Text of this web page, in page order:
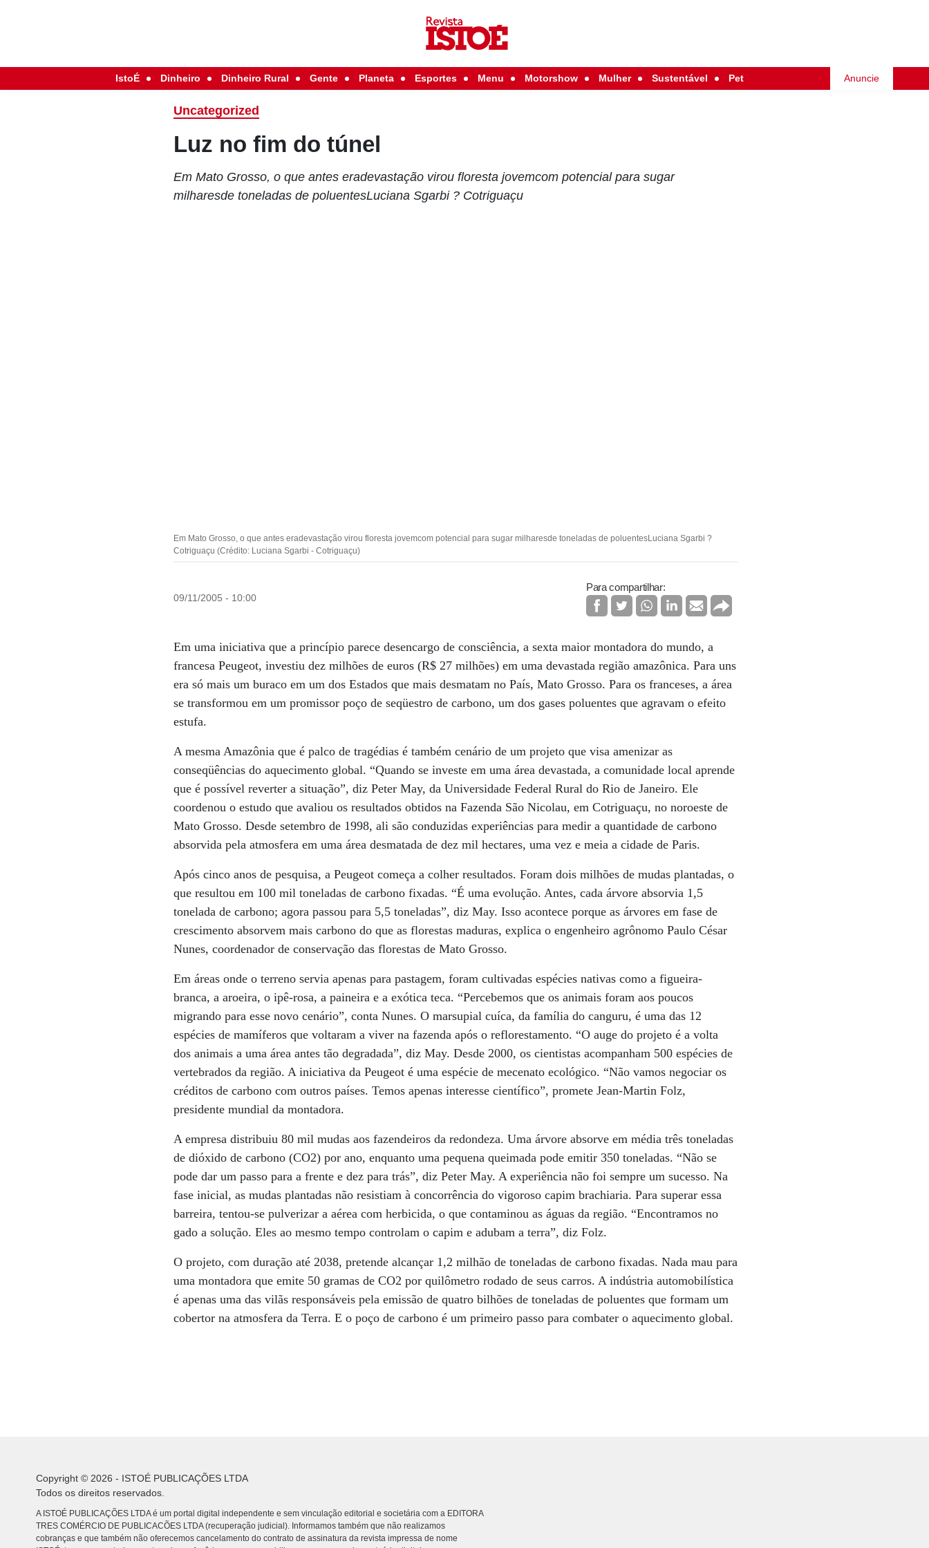
IstoÉ Dinheiro Dinheiro Rural Gente Planeta Esportes Menu Motorshow Mulher Sustentável Pet Anuncie
Uncategorized
Luz no fim do túnel
Em Mato Grosso, o que antes eradevastação virou floresta jovemcom potencial para sugar
milharesde toneladas de poluentesLuciana Sgarbi ? Cotriguaçu
Em Mato Grosso, o que antes eradevastação virou floresta jovemcom potencial para sugar milharesde toneladas de poluentesLuciana Sgarbi ?
Cotriguaçu (Crédito: Luciana Sgarbi - Cotriguaçu)
09/11/2005 - 10:00
Para compartilhar:
Em uma iniciativa que a princípio parece desencargo de consciência, a sexta maior montadora do mundo, a
francesa Peugeot, investiu dez milhões de euros (R$ 27 milhões) em uma devastada região amazônica. Para uns
era só mais um buraco em um dos Estados que mais desmatam no País, Mato Grosso. Para os franceses, a área
se transformou em um promissor poço de seqüestro de carbono, um dos gases poluentes que agravam o efeito
estufa.
A mesma Amazônia que é palco de tragédias é também cenário de um projeto que visa amenizar as
conseqüências do aquecimento global. “Quando se investe em uma área devastada, a comunidade local aprende
que é possível reverter a situação”, diz Peter May, da Universidade Federal Rural do Rio de Janeiro. Ele
coordenou o estudo que avaliou os resultados obtidos na Fazenda São Nicolau, em Cotriguaçu, no noroeste de
Mato Grosso. Desde setembro de 1998, ali são conduzidas experiências para medir a quantidade de carbono
absorvida pela atmosfera em uma área desmatada de dez mil hectares, uma vez e meia a cidade de Paris.
Após cinco anos de pesquisa, a Peugeot começa a colher resultados. Foram dois milhões de mudas plantadas, o
que resultou em 100 mil toneladas de carbono fixadas. “É uma evolução. Antes, cada árvore absorvia 1,5
tonelada de carbono; agora passou para 5,5 toneladas”, diz May. Isso acontece porque as árvores em fase de
crescimento absorvem mais carbono do que as florestas maduras, explica o engenheiro agrônomo Paulo César
Nunes, coordenador de conservação das florestas de Mato Grosso.
Em áreas onde o terreno servia apenas para pastagem, foram cultivadas espécies nativas como a figueira-
branca, a aroeira, o ipê-rosa, a paineira e a exótica teca. “Percebemos que os animais foram aos poucos
migrando para esse novo cenário”, conta Nunes. O marsupial cuíca, da família do canguru, é uma das 12
espécies de mamíferos que voltaram a viver na fazenda após o reflorestamento. “O auge do projeto é a volta
dos animais a uma área antes tão degradada”, diz May. Desde 2000, os cientistas acompanham 500 espécies de
vertebrados da região. A iniciativa da Peugeot é uma espécie de mecenato ecológico. “Não vamos negociar os
créditos de carbono com outros países. Temos apenas interesse científico”, promete Jean-Martin Folz,
presidente mundial da montadora.
A empresa distribuiu 80 mil mudas aos fazendeiros da redondeza. Uma árvore absorve em média três toneladas
de dióxido de carbono (CO2) por ano, enquanto uma pequena queimada pode emitir 350 toneladas. “Não se
pode dar um passo para a frente e dez para trás”, diz Peter May. A experiência não foi sempre um sucesso. Na
fase inicial, as mudas plantadas não resistiam à concorrência do vigoroso capim brachiaria. Para superar essa
barreira, tentou-se pulverizar a aérea com herbicida, o que contaminou as águas da região. “Encontramos no
gado a solução. Eles ao mesmo tempo controlam o capim e adubam a terra”, diz Folz.
O projeto, com duração até 2038, pretende alcançar 1,2 milhão de toneladas de carbono fixadas. Nada mau para
uma montadora que emite 50 gramas de CO2 por quilômetro rodado de seus carros. A indústria automobilística
é apenas uma das vilãs responsáveis pela emissão de quatro bilhões de toneladas de poluentes que formam um
cobertor na atmosfera da Terra. E o poço de carbono é um primeiro passo para combater o aquecimento global.
Copyright © 2026 - ISTOÉ PUBLICAÇÕES LTDA
Todos os direitos reservados.
A ISTOÉ PUBLICAÇÕES LTDA é um portal digital independente e sem vinculação editorial e societária com a EDITORA
TRES COMÉRCIO DE PUBLICACÕES LTDA (recuperação judicial). Informamos também que não realizamos
cobranças e que também não oferecemos cancelamento do contrato de assinatura da revista impressa de nome